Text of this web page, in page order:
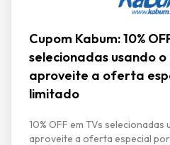
Cupom Kabum: 10%
selecionadas usando o
aproveite a oferta
limitado
10% OFF em TVs selecionadas
aproveite a oferta especial